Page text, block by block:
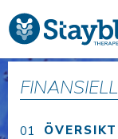
FINANSIELL
ÖVERSIKT